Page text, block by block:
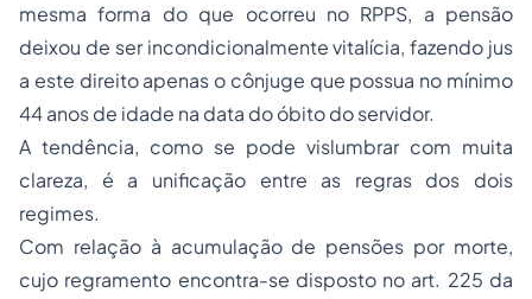
mesma forma do que ocorreu no RPPS, a pensão
deixou de ser incondicionalmente vitalícia, fazendo jus
a este direito apenas o cônjuge que possua no mínimo
44 anos de idade na data do óbito do servidor.
A tendência, como se pode vislumbrar com muita
clareza, é a unificação entre as regras dos dois
regimes.
Com relação à acumulação de pensões por morte,
cujo regramento encontra-se disposto no art. 225 da